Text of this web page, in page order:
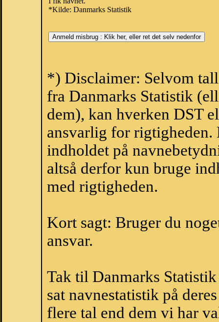
*Kilde: Danmarks Statistik
*) Disclaimer: Selvom
fra Danmarks Statistik
dem), kan hverken DST
ansvarlig for
indholdet på
altså derfor kun bruge
med rigtigheden.
Kort sagt: Bruger du
ansvar.
Tak til Danmarks
sat navnestatistik på
flere tal end dem vi har